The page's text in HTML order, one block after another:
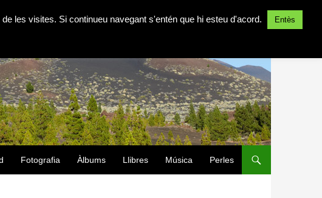
Fotografia Àlbums Llibres Música Perles
les visites. Si continueu navegant s'entén que hi esteu d'acord. Entès